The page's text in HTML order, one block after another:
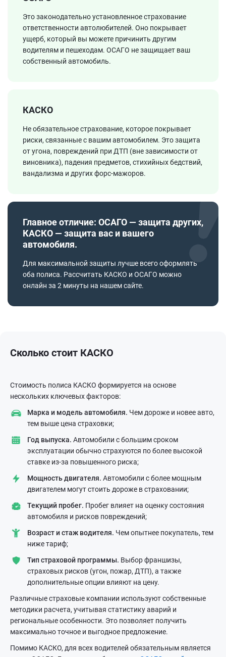
Это законодательно установленное страхование
ответственности автолюбителей. Оно покрывает
ущерб, который вы можете причинить другим
водителям и пешеходам. ОСАГО не защищает ваш
собственный автомобиль.
КАСКО
Не обязательное страхование, которое покрывает
риски, связанные с вашим автомобилем. Это защита
от угона, повреждений при ДТП (вне зависимости от
виновника), падения предметов, стихийных бедствий,
вандализма и других форс-мажоров.
Главное отличие: ОСАГО — защита других,
КАСКО — защита вас и вашего
автомобиля.
Для максимальной защиты лучше всего оформлять
оба полиса. Рассчитать КАСКО и ОСАГО можно
онлайн за 2 минуты на нашем сайте.
Сколько стоит КАСКО
Стоимость полиса КАСКО формируется на основе
нескольких ключевых факторов:
Марка и модель автомобиля. Чем дороже и новее авто,
тем выше цена страховки;
Год выпуска. Автомобили с большим сроком
эксплуатации обычно страхуются по более высокой
ставке из-за повышенного риска;
Мощность двигателя. Автомобили с более мощным
двигателем могут стоить дороже в страховании;
Текущий пробег. Пробег влияет на оценку состояния
автомобиля и рисков повреждений;
Возраст и стаж водителя. Чем опытнее покупатель, тем
ниже тариф;
Тип страховой программы. Выбор франшизы,
страховых рисков (угон, пожар, ДТП), а также
дополнительные опции влияют на цену.
Различные страховые компании используют собственные
методики расчета, учитывая статистику аварий и
региональные особенности. Это позволяет получить
максимально точное и выгодное предложение.
Помимо КАСКО, для всех водителей обязательным является